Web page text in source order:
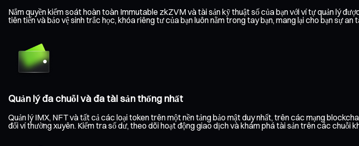
Nắm quyền kiểm soát hoàn toàn Immutable zkZVM và tài sản kỹ thuật số của bạn với ví tự quản lý
tiên tiến và bảo vệ sinh trắc học, khóa riêng tư của bạn luôn nằm trong tay bạn, mang lại cho bạn sự an
Quản lý đa chuỗi và đa tài sản thống nhất
Quản lý IMX, NFT và tất cả các loại token trên một nền tảng bảo mật duy nhất, trên các mạng
đổi ví thường xuyên. Kiểm tra số dư, theo dõi hoạt động giao dịch và khám phá tài sản trên các chuỗi